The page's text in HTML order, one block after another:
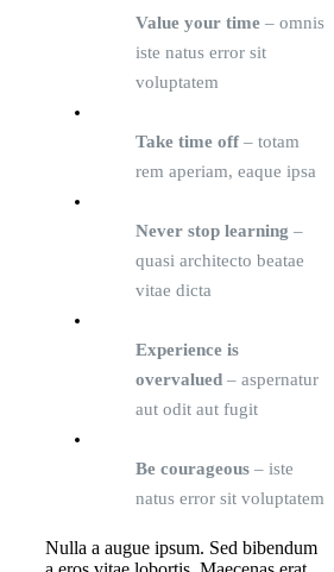
Value your time – omnis
iste natus error sit
voluptatem
Take time off – totam
rem aperiam, eaque ipsa
Never stop learning –
quasi architecto beatae
vitae dicta
Experience is
overvalued – aspernatur
aut odit aut fugit
Be courageous – iste
natus error sit voluptatem
Nulla a augue ipsum. Sed bibendum